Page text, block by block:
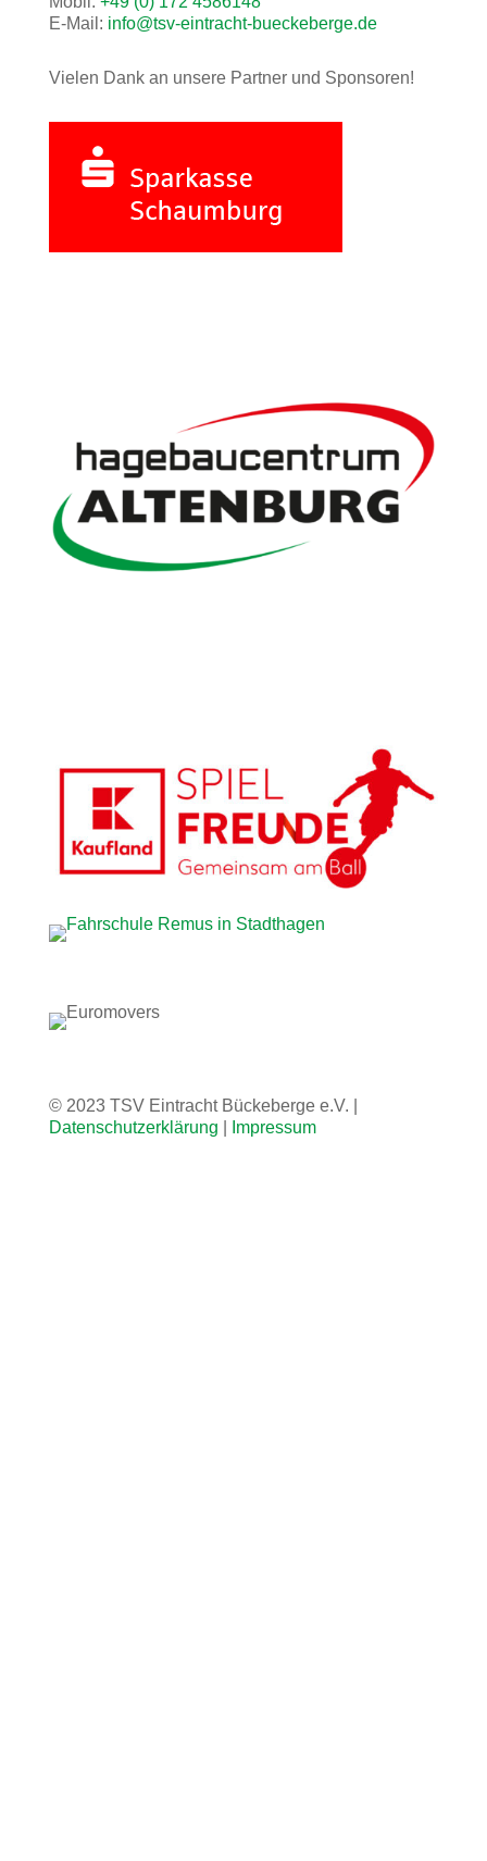
E-Mail: info@tsv-eintracht-bueckeberge.de
Vielen Dank an unsere Partner und Sponsoren!
© 2023 TSV Eintracht Bückeberge e.V. |
Datenschutzerklärung
Impressum